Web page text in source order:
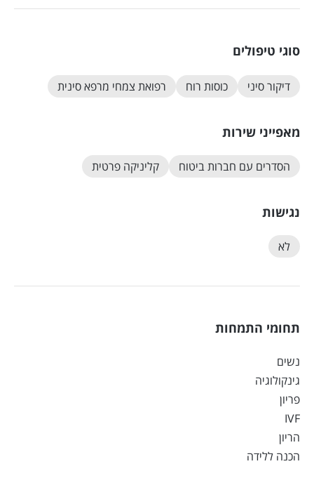
סוגי טיפולים
דיקור סיני כוסות רוח רפואת צמחי מרפא סינית
מאפייני שירות
הסדרים עם חברות ביטוח קליניקה פרטית
נגישות
לא
תחומי התמחות
נשים
גינקולוגיה
פריון
IVF
הריון
הכנה ללידה